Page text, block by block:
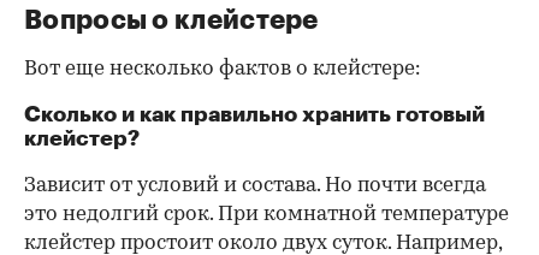
Вопросы о клейстере
Вот еще несколько фактов о клейстере:
Сколько и как правильно хранить готовый
клейстер?
Зависит от условий и состава. Но почти всегда
это недолгий срок. При комнатной температуре
клейстер простоит около двух суток. Например,